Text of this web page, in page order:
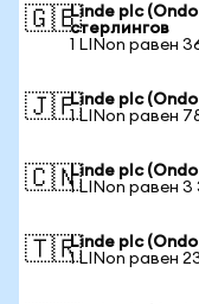
🇬🇧Linde plc
стерлингов
1 LINon равен
🇯🇵Linde plc
1 LINon равен
🇨🇳Linde plc
1 LINon равен 3
🇹🇷Linde plc
1 LINon равен